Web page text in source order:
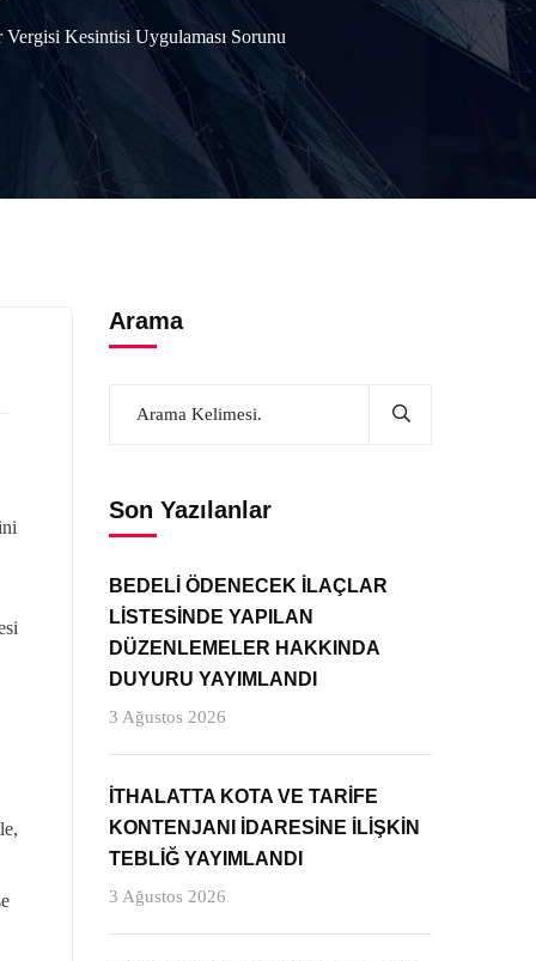
Kesintisi Uygulaması Sorunu
Arama
Son Yazılanlar
BEDELİ ÖDENECEK İLAÇLAR
LİSTESİNDE YAPILAN
DÜZENLEMELER HAKKINDA
DUYURU YAYIMLANDI
3 Ağustos 2026
İTHALATTA KOTA VE TARİFE
KONTENJANI İDARESİNE İLİŞKİN
TEBLİĞ YAYIMLANDI
3 Ağustos 2026